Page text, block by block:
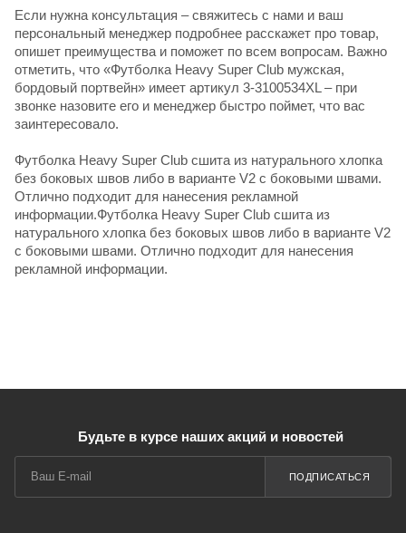
Если нужна консультация – свяжитесь с нами и ваш
персональный менеджер подробнее расскажет про товар,
опишет преимущества и поможет по всем вопросам. Важно
отметить, что «Футболка Heavy Super Club мужская,
бордовый портвейн» имеет артикул 3-3100534XL – при
звонке назовите его и менеджер быстро поймет, что вас
заинтересовало.
Футболка Heavy Super Club сшита из натурального хлопка
без боковых швов либо в варианте V2 с боковыми швами.
Отлично подходит для нанесения рекламной
информации.Футболка Heavy Super Club сшита из
натурального хлопка без боковых швов либо в варианте V2
с боковыми швами. Отлично подходит для нанесения
рекламной информации.
Будьте в курсе наших акций и новостей
ПОДПИСАТЬСЯ